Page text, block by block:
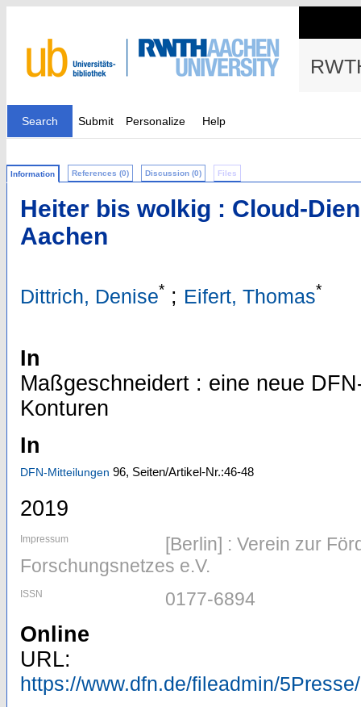
Search Submit Personalize Help
Information References (0) Discussion (0) Files
Heiter bis wolkig : Cloud-
Aachen
Dittrich, Denise* ; Eifert, Thomas*
In
Maßgeschneidert : eine neue
Konturen
In
DFN-Mitteilungen 96, Seiten/Artikel-Nr.:46-48
2019
Impressum
[Berlin] : Verein zur
Forschungsnetzes e.V.
ISSN 0177-6894
Online
URL:
https://www.dfn.de/fileadmin/